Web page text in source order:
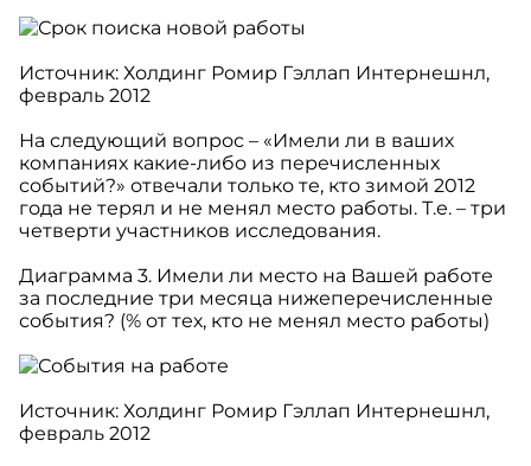
Источник: Холдинг Ромир Гэллап Интернешнл,
февраль 2012
На следующий вопрос – «Имели ли в ваших
компаниях какие-либо из перечисленных
событий?» отвечали только те, кто зимой 2012
года не терял и не менял место работы. Т.е. – три
четверти участников исследования.
Диаграмма 3. Имели ли место на Вашей работе
за последние три месяца нижеперечисленные
события? (% от тех, кто не менял место работы)
Источник: Холдинг Ромир Гэллап Интернешнл,
февраль 2012